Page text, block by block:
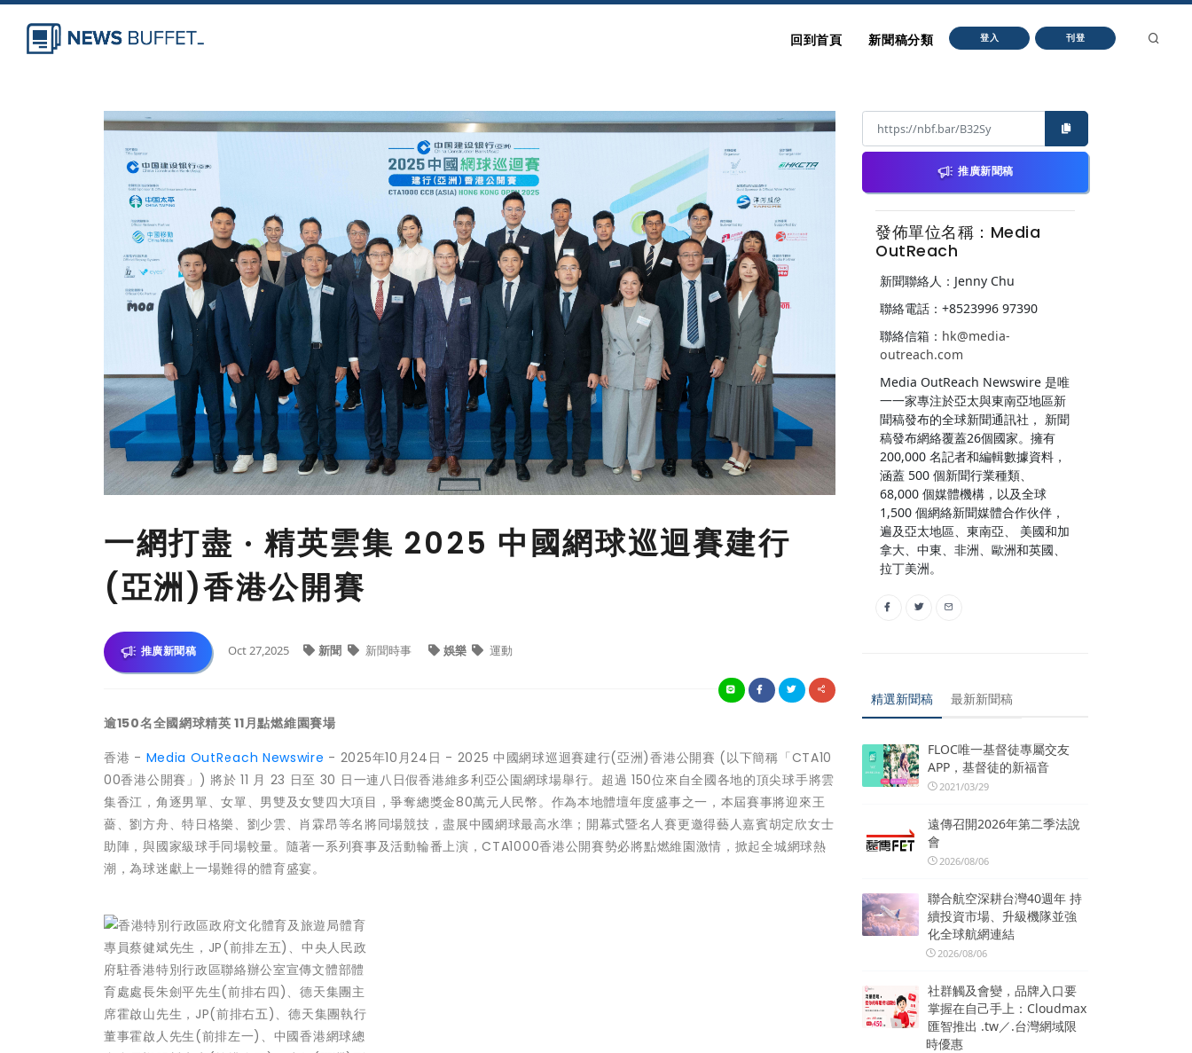
回到首頁 新聞稿分類 登入 刊登
一網打盡 · 精英雲集 2025 中國網球巡迴賽建行
(亞洲)香港公開賽
推廣新聞稿 Oct 27,2025 新聞 新聞時事 娛樂 運動
逾150名全國網球精英 11月點燃維園賽場
香港 - Media OutReach Newswire - 2025年10月24日 - 2025 中國網球巡迴賽建行(亞洲)香港公開賽 (以下簡稱「CTA10
00香港公開賽」) 將於 11 月 23 日至 30 日一連八日假香港維多利亞公園網球場舉行。超過 150位來自全國各地的頂尖球手將雲
集香江，角逐男單、女單、男雙及女雙四大項目，爭奪總獎金80萬元人民幣。作為本地體壇年度盛事之一，本屆賽事將迎來王
薔、劉方舟、特日格樂、劉少雲、肖霖昂等名將同場競技，盡展中國網球最高水準；開幕式暨名人賽更邀得藝人嘉賓胡定欣女士
助陣，與國家級球手同場較量。隨著一系列賽事及活動輪番上演，CTA1000香港公開賽勢必將點燃維園激情，掀起全城網球熱
潮，為球迷獻上一場難得的體育盛宴。
推廣新聞稿
發佈單位名稱：Media
OutReach
新聞聯絡人：Jenny Chu
聯絡電話：+8523996 97390
聯絡信箱： hk@media-
outreach.com
Media OutReach Newswire 是唯
一一家專注於亞太與東南亞地區新
聞稿發布的全球新聞通訊社， 新聞
稿發布網絡覆蓋26個國家。擁有
200,000 名記者和編輯數據資料，
涵蓋 500 個新聞行業種類、
68,000 個媒體機構，以及全球
1,500 個網絡新聞媒體合作伙伴，
遍及亞太地區、東南亞、 美國和加
拿大、中東、非洲、歐洲和英國、
拉丁美洲。
精選新聞稿 最新新聞稿
FLOC唯一基督徒專屬交友
APP，基督徒的新福音
2021/03/29
遠傳召開2026年第二季法說
會
2026/08/06
聯合航空深耕台灣40週年 持
續投資市場、升級機隊並強
化全球航網連結
2026/08/06
社群觸及會變，品牌入口要
掌握在自己手上：Cloudmax
匯智推出 .tw／.台灣網域限
時優惠